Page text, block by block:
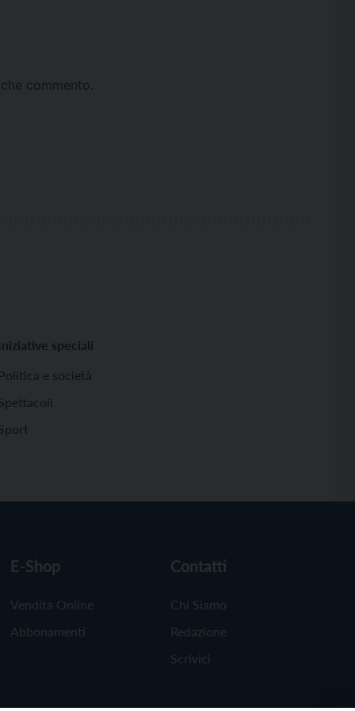
commento.
Iniziative speciali
Politica e società
E-Shop
Vendita Online
Abbonamenti
Contatti
Chi Siamo
Redazione
Scrivici